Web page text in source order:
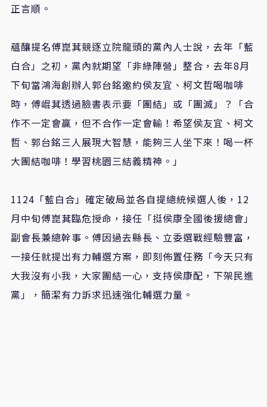
正言順。
蘊釀提名傅崑萁競逐立院龍頭的黨內人士說，去年「藍
白合」之初，黨內就期望「非綠陣營」整合，去年8月
下旬當鴻海創辦人郭台銘邀約侯友宜、柯文哲喝咖啡
時，傅崐萁透過臉書表示要「團結」或「團滅」？「合
作不一定會贏，但不合作一定會輸！希望侯友宜、柯文
哲、郭台銘三人展現大智慧，能夠三人坐下來！喝一杯
大團結咖啡！學習桃園三結義精神。」
1124「藍白合」確定破局並各自提總統候選人後，12
月中旬傅崑萁臨危授命，接任「挺侯康全國後援總會」
副會長兼總幹事。傅因過去縣長、立委選戰經驗豐富，
一接任就提出有力輔選方案，即刻佈置任務「今天只有
大我沒有小我，大家團結一心，支持侯康配，下架民進
黨」，簡潔有力訴求迅速強化輔選力量。